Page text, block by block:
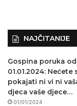
NAJČITANIJE
Gospina poruka od
01.01.2024: Nećete
pokajati ni vi ni
djeca vaše djece…
01/01/2024